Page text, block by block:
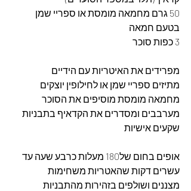
50 גרם מחמאה מומסת או ספריי שמן
בטעם חמאה
3 כפות סוכר
מפרידים את האיטריות עם הידיים
מתיזים ספריי שמן או לחילופין יוצקים
מחמאה מומסת מוסיפים את הסוכר
מערבבים ומסדרים את הקדאיף בתבניות
שקעים אישיות
אופים בחום של180 מעלות כרבע שעה עד
עשרים דקות שהאטריות משחימות
מצננים ושולפים בזהירות מהתבניות